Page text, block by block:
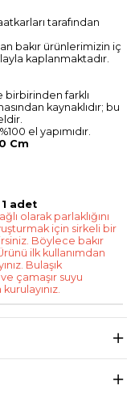
tarafından
bakır ürünlerimizin iç
kaplanmaktadır.
farklı
kaynaklıdır; bu
el yapımıdır.
Cm
adet
olarak parlaklığını
için sirkeli bir
Böylece bakır
ilk kullanımdan
Bulaşık
çamaşır suyu